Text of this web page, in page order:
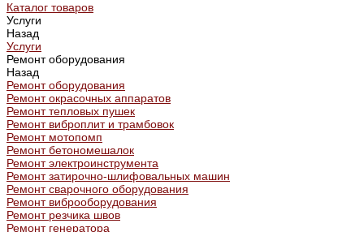
Каталог товаров
Услуги
Назад
Услуги
Ремонт оборудования
Назад
Ремонт оборудования
Ремонт окрасочных аппаратов
Ремонт тепловых пушек
Ремонт виброплит и трамбовок
Ремонт мотопомп
Ремонт бетономешалок
Ремонт электроинструмента
Ремонт затирочно-шлифовальных машин
Ремонт сварочного оборудования
Ремонт виброоборудования
Ремонт резчика швов
Ремонт генератора